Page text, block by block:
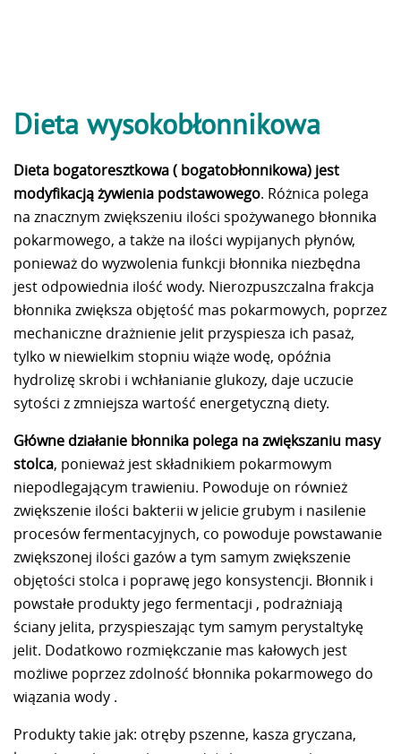
Dieta wysokobłonnikowa
Dieta bogatoresztkowa ( bogatobłonnikowa) jest
modyfikacją żywienia podstawowego. Różnica polega
na znacznym zwiększeniu ilości spożywanego błonnika
pokarmowego, a także na ilości wypijanych płynów,
ponieważ do wyzwolenia funkcji błonnika niezbędna
jest odpowiednia ilość wody. Nierozpuszczalna frakcja
błonnika zwiększa objętość mas pokarmowych, poprzez
mechaniczne drażnienie jelit przyspiesza ich pasaż,
tylko w niewielkim stopniu wiąże wodę, opóźnia
hydrolizę skrobi i wchłanianie glukozy, daje uczucie
sytości z zmniejsza wartość energetyczną diety.
Główne działanie błonnika polega na zwiększaniu masy
stolca, ponieważ jest składnikiem pokarmowym
niepodlegającym trawieniu. Powoduje on również
zwiększenie ilości bakterii w jelicie grubym i nasilenie
procesów fermentacyjnych, co powoduje powstawanie
zwiększonej ilości gazów a tym samym zwiększenie
objętości stolca i poprawę jego konsystencji. Błonnik i
powstałe produkty jego fermentacji , podrażniają
ściany jelita, przyspieszając tym samym perystaltykę
jelit. Dodatkowo rozmiękczanie mas kałowych jest
możliwe poprzez zdolność błonnika pokarmowego do
wiązania wody .
Produkty takie jak: otręby pszenne, kasza gryczana,